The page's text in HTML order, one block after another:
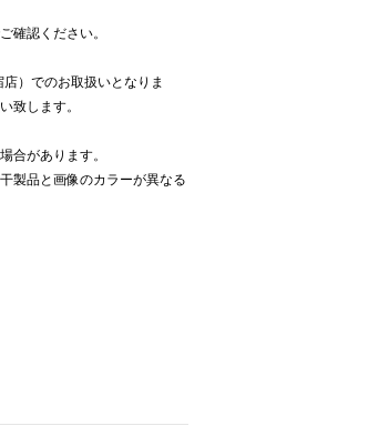
確認ください。
）でのお取扱いとなりま
致します。
合があります。
製品と画像のカラーが異なる